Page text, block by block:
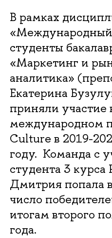
В рамках
студенты
«Маркетинг и
аналитика»
Екатерина
приняли участие
международном
Culture в 2019-
году. Команда с
студента 3 курса
Дмитрия попала в
число
итогам второго
года.